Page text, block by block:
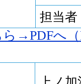
担当者
→PDFへ（